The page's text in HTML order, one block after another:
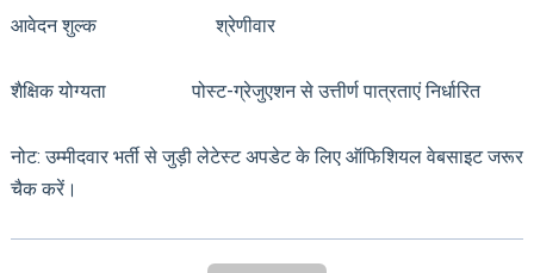
आवेदन शुल्क श्रेणीवार
शैक्षिक योग्यता पोस्ट-ग्रेजुएशन से उत्तीर्ण पात्रताएं निर्धारित
नोट: उम्मीदवार भर्ती से जुड़ी लेटेस्ट अपडेट के लिए ऑफिशियल वेबसाइट जरूर
चैक करें।